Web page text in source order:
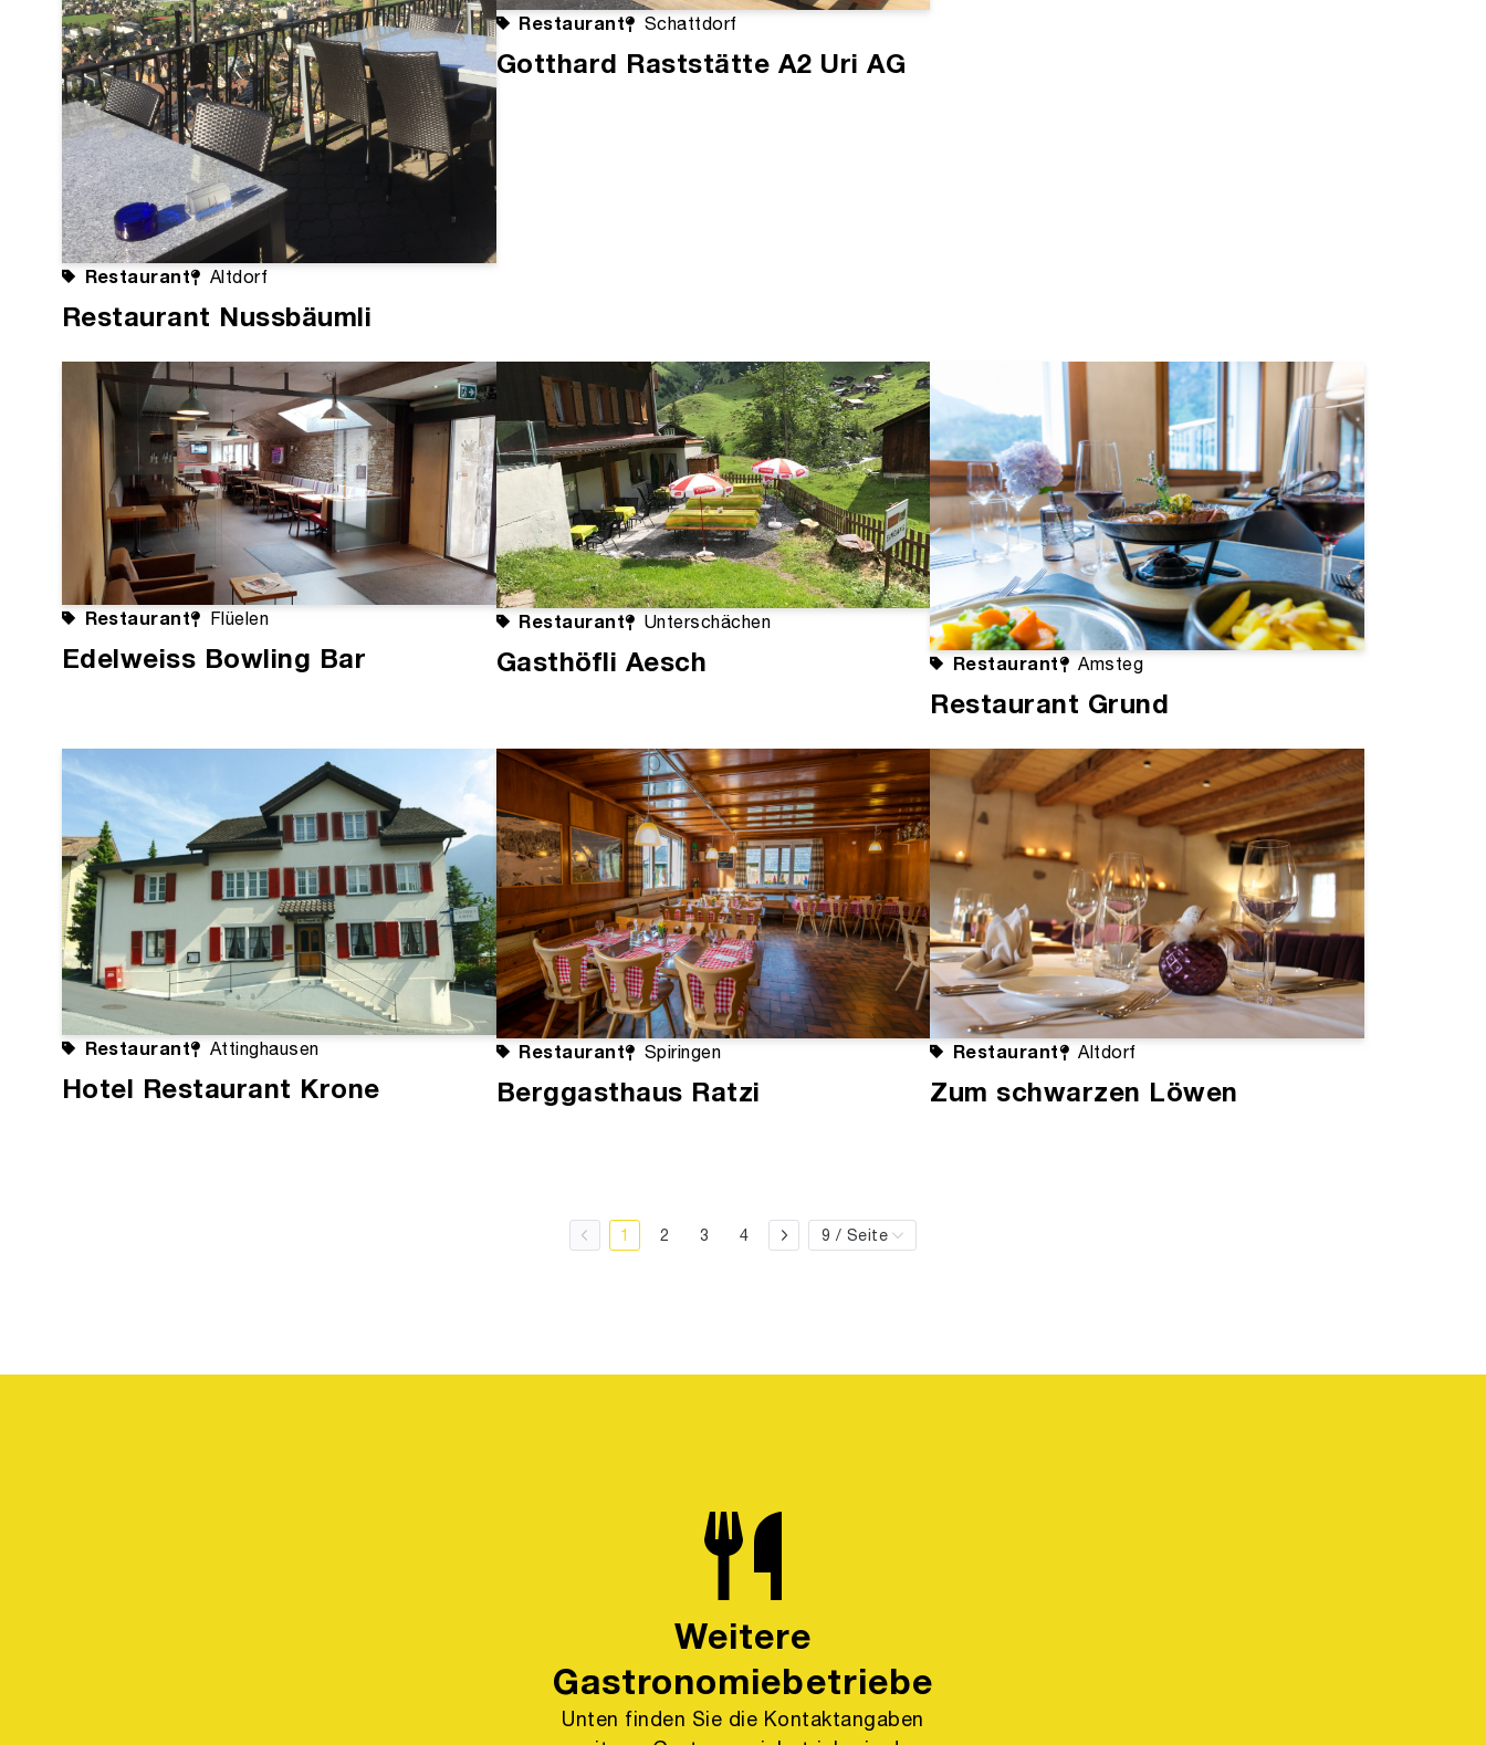
Restaurant Altdorf
Restaurant Nussbäumli
Restaurant Schattdorf
Gotthard Raststätte A2 Uri AG
Restaurant Flüelen
Edelweiss Bowling Bar
Restaurant Unterschächen
Gasthöfli Aesch Restaurant Amsteg
Restaurant Grund
Restaurant Attinghausen
Hotel Restaurant Krone
Restaurant Spiringen
Berggasthaus Ratzi
Restaurant Altdorf
Zum schwarzen Löwen
1 2 3 4 9 / Seite
Weitere
Gastronomiebetriebe
Unten finden Sie die Kontaktangaben